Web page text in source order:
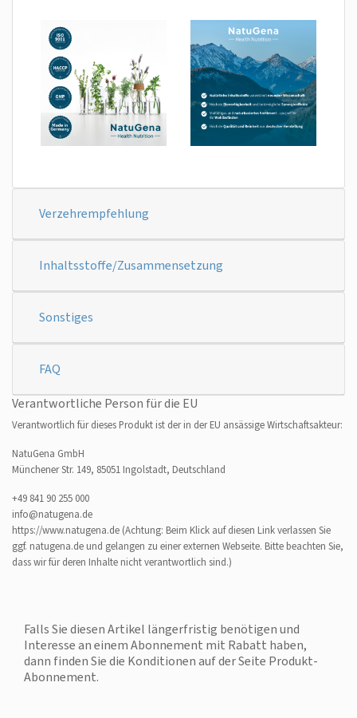
Verzehrempfehlung
Inhaltsstoffe/Zusammensetzung
Sonstiges
FAQ
Verantwortliche Person für die EU
Verantwortlich für dieses Produkt ist der in der EU ansässige Wirtschaftsakteur:
NatuGena GmbH
Münchener Str. 149, 85051 Ingolstadt, Deutschland
+49 841 90 255 000
info@natugena.de
https://www.natugena.de (Achtung: Beim Klick auf diesen Link verlassen Sie
ggf. natugena.de und gelangen zu einer externen Webseite. Bitte beachten Sie,
dass wir für deren Inhalte nicht verantwortlich sind.)
Falls Sie diesen Artikel längerfristig benötigen und
Interesse an einem Abonnement mit Rabatt haben,
dann finden Sie die Konditionen auf der Seite Produkt-
Abonnement.